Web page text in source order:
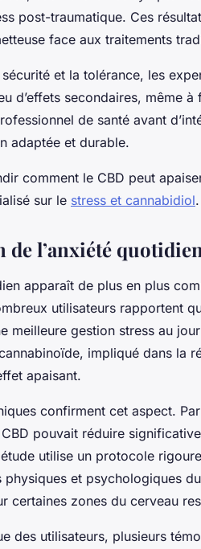
post-traumatique. Ces
face aux traitements
et la tolérance, les
d’effets secondaires, même
de santé avant
adaptée et durable.
comment le CBD peut
sur le stress et cannabidiol.
de l’anxiété
apparaît de plus en plus
utilisateurs rapportent
meilleure gestion stress au
impliqué dans la
apaisant.
confirment cet aspect.
pouvait réduire
utilise un protocole
physiques et psychologiques
certaines zones du cerveau
des utilisateurs, plusieurs